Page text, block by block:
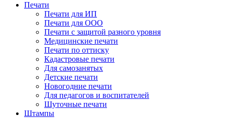
Печати
Печати для ИП
Печати для ООО
Печати с защитой разного уровня
Медицинские печати
Печати по оттиску
Кадастровые печати
Для самозанятых
Детские печати
Новогодние печати
Для педагогов и воспитателей
Шуточные печати
Штампы